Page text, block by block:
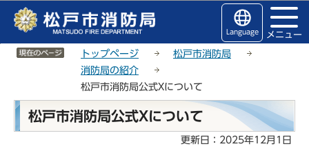
Language メニュー
サイトメニューここまで
トップページ
松戸市消防局
消防局の紹介
松戸市消防局公式Xについて
本
松戸市消防局公式Xについて
更新日：2025年12月1日